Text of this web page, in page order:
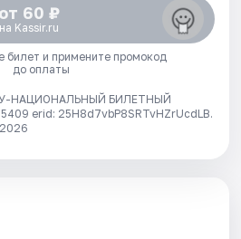
от 60 ₽
на Kassir.ru
билет и примените промокод
до оплаты
НАЦИОНАЛЬНЫЙ БИЛЕТНЫЙ
erid: 25H8d7vbP8SRTvHZrUcdLB.